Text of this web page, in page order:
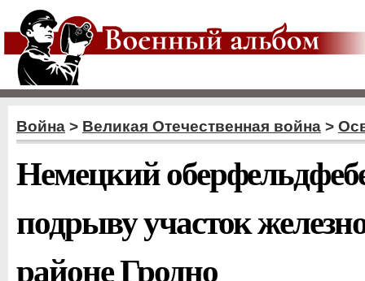
Война > Великая Отечественная война >
Немецкий
подрыву участок
районе Гродно